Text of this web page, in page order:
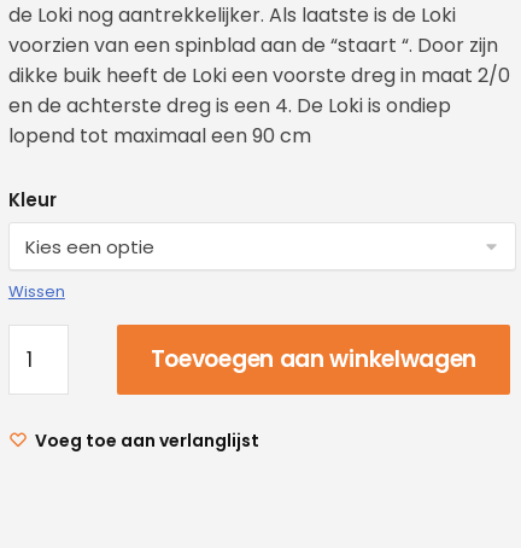
de Loki nog aantrekkelijker. Als laatste is de Loki
voorzien van een spinblad aan de “staart “. Door zijn
dikke buik heeft de Loki een voorste dreg in maat 2/0
en de achterste dreg is een 4. De Loki is ondiep
lopend tot maximaal een 90 cm
Kleur
Wissen
Toevoegen aan winkelwagen
Voeg toe aan verlanglijst